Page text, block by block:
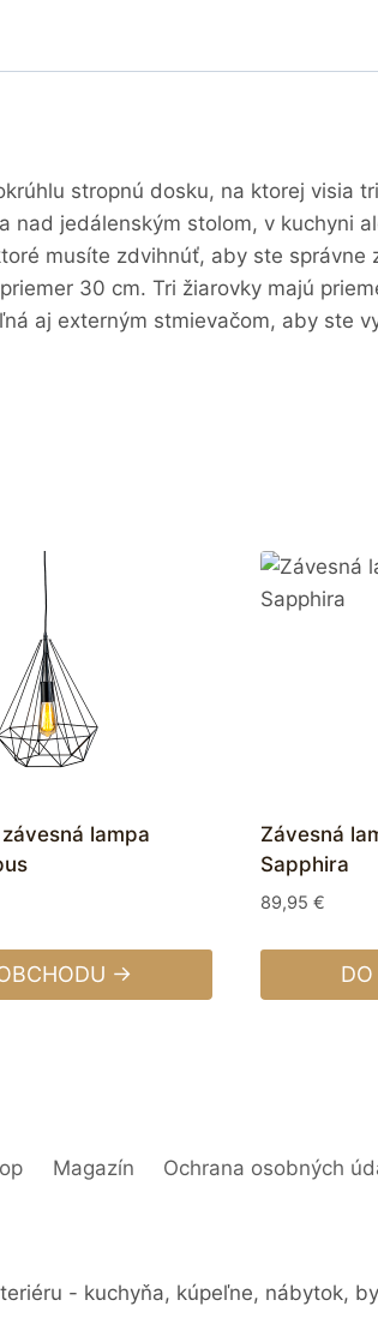
stropnú dosku, na ktorej visia
nad jedálenským stolom, v kuchyni
musíte zdvihnúť, aby ste
30 cm. Tri žiarovky majú
aj externým stmievačom, aby ste
lampa
→
Závesná
Sapphira
89,95 €
Magazín Ochrana osobných
- kuchyňa, kúpeľne, nábytok,